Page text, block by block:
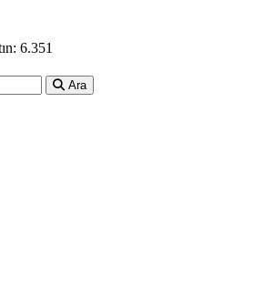
6.351
Ara